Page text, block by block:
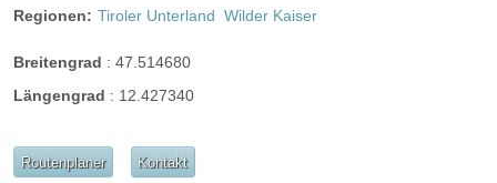
Hunde erlaubt
Terrasse Garten
mögliche Tischformate:
Regionen: Tiroler Unterland Wilder Kaiser
Breitengrad : 47.514680
Längengrad : 12.427340
Routenplaner Kontakt